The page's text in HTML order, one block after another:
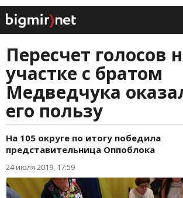
Пересчет голосов
участке с братом
Медведчука
его пользу
На 105 округе по итогу победила
представительница Оппоблока
24 июля 2019, 17:59